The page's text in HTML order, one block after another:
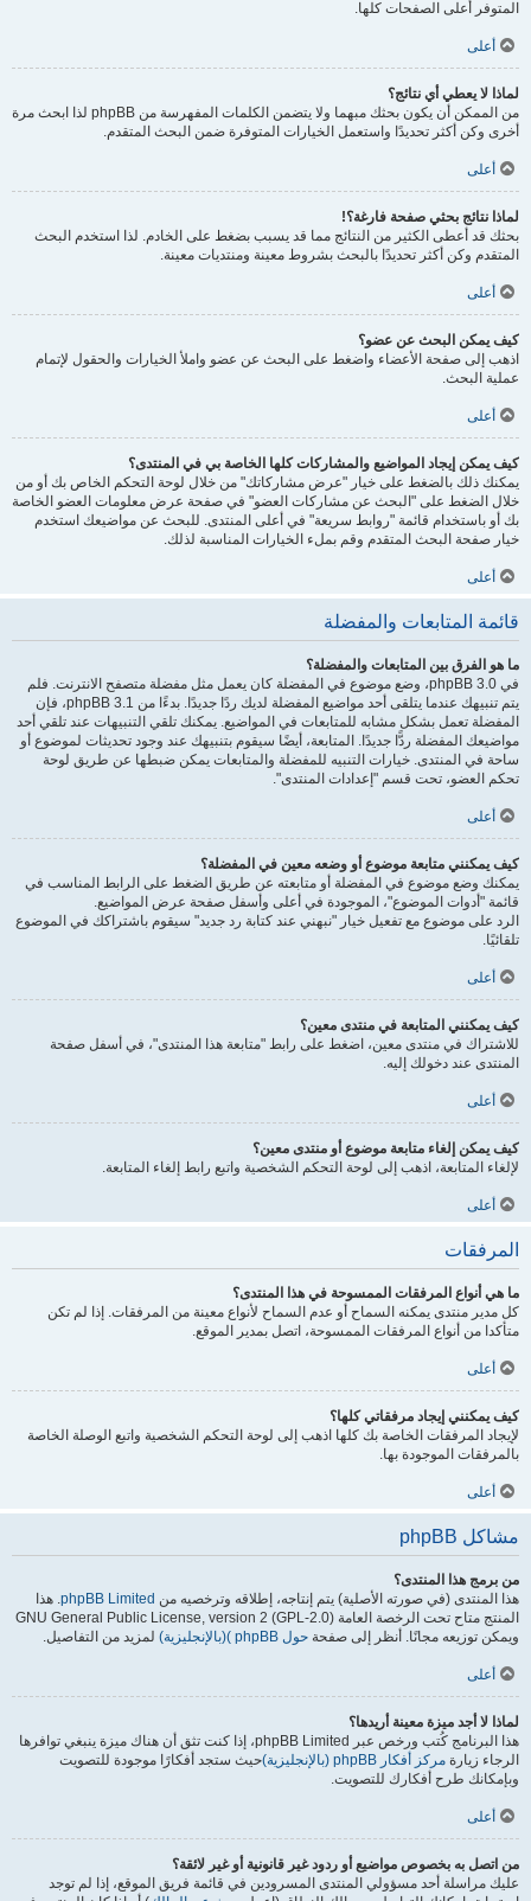
المتوفر أعلى الصفحات كلها.
أعلى
لماذا لا يعطي أي نتائج؟
من الممكن أن يكون بحثك مبهما ولا يتضمن الكلمات المفهرسة من phpBB لذا ابحث مرة
أخرى وكن أكثر تحديدًا واستعمل الخيارات المتوفرة ضمن البحث المتقدم.
أعلى
لماذا نتائج بحثي صفحة فارغة؟!
بحثك قد أعطى الكثير من النتائج مما قد يسبب بضغط على الخادم. لذا استخدم البحث
المتقدم وكن أكثر تحديدًا بالبحث بشروط معينة ومنتديات معينة.
أعلى
كيف يمكن البحث عن عضو؟
اذهب إلى صفحة الأعضاء واضغط على البحث عن عضو واملأ الخيارات والحقول لإتمام
عملية البحث.
أعلى
كيف يمكن إيجاد المواضيع والمشاركات كلها الخاصة بي في المنتدى؟
يمكنك ذلك بالضغط على خيار "عرض مشاركاتك" من خلال لوحة التحكم الخاص بك أو من
خلال الضغط على "البحث عن مشاركات العضو" في صفحة عرض معلومات العضو الخاصة
بك أو باستخدام قائمة "روابط سريعة" في أعلى المنتدى. للبحث عن مواضيعك استخدم
خيار صفحة البحث المتقدم وقم بملء الخيارات المناسبة لذلك.
أعلى
قائمة المتابعات والمفضلة
ما هو الفرق بين المتابعات والمفضلة؟
في phpBB 3.0، وضع موضوع في المفضلة كان يعمل مثل مفضلة متصفح الانترنت. فلم
يتم تنبيهك عندما يتلقى أحد مواضيع المفضلة لديك ردًا جديدًا. بدءًا من phpBB 3.1، فإن
المفضلة تعمل بشكل مشابه للمتابعات في المواضيع. يمكنك تلقي التنبيهات عند تلقي أحد
مواضيعك المفضلة ردًّا جديدًا. المتابعة، أيضًا سيقوم بتنبيهك عند وجود تحديثات لموضوع أو
ساحة في المنتدى. خيارات التنبيه للمفضلة والمتابعات يمكن ضبطها عن طريق لوحة
تحكم العضو، تحت قسم "إعدادات المنتدى".
أعلى
كيف يمكنني متابعة موضوع أو وضعه معين في المفضلة؟
يمكنك وضع موضوع في المفضلة أو متابعته عن طريق الضغط على الرابط المناسب في
قائمة "أدوات الموضوع"، الموجودة في أعلى وأسفل صفحة عرض المواضيع.
الرد على موضوع مع تفعيل خيار "نبهني عند كتابة رد جديد" سيقوم باشتراكك في الموضوع
تلقائيًا.
أعلى
كيف يمكنني المتابعة في منتدى معين؟
للاشتراك في منتدى معين، اضغط على رابط "متابعة هذا المنتدى"، في أسفل صفحة
المنتدى عند دخولك إليه.
أعلى
كيف يمكن إلغاء متابعة موضوع أو منتدى معين؟
لإلغاء المتابعة، اذهب إلى لوحة التحكم الشخصية واتبع رابط إلغاء المتابعة.
أعلى
المرفقات
ما هي أنواع المرفقات الممسوحة في هذا المنتدى؟
كل مدير منتدى يمكنه السماح أو عدم السماح لأنواع معينة من المرفقات. إذا لم تكن
متأكدا من أنواع المرفقات الممسوحة، اتصل بمدير الموقع.
أعلى
كيف يمكنني إيجاد مرفقاتي كلها؟
لإيجاد المرفقات الخاصة بك كلها اذهب إلى لوحة التحكم الشخصية واتبع الوصلة الخاصة
بالمرفقات الموجودة بها.
أعلى
مشاكل phpBB
من برمج هذا المنتدى؟
هذا المنتدى (في صورته الأصلية) يتم إنتاجه، إطلاقه وترخصيه من phpBB Limited. هذا
المنتج متاح تحت الرخصة العامة GNU General Public License, version 2 (GPL-2.0)
ويمكن توزيعه مجانًا. أنظر إلى صفحة حول phpBB )(بالإنجليزية) لمزيد من التفاصيل.
أعلى
لماذا لا أجد ميزة معينة أريدها؟
هذا البرنامج كُتب ورخص عبر phpBB Limited، إذا كنت تثق أن هناك ميزة ينبغي توافرها
الرجاء زيارة مركز أفكار phpBB (بالإنجليزية)
حيث ستجد أفكارًا موجودة للتصويت
وبإمكانك طرح أفكارك للتصويت.
أعلى
من اتصل به بخصوص مواضيع أو ردود غير قانونية أو غير لائقة؟
عليك مراسلة أحد مسؤولي المنتدى المسرودين في قائمة فريق الموقع، إذا لم توجد